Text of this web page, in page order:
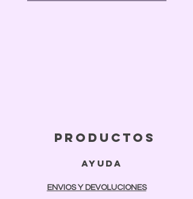
productos
ayuda
ENVIOS Y DEVOLUCIONES